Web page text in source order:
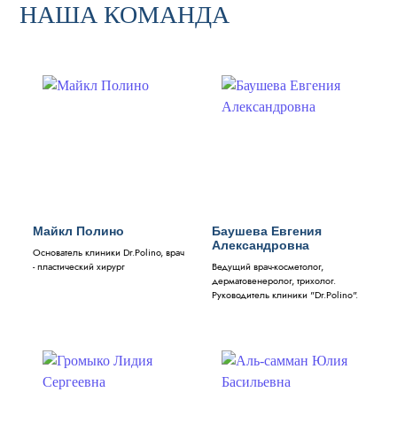
НАША КОМАНДА
Майкл Полино
Основатель клиники Dr.Polino, врач
- пластический хирург
Баушева Евгения
Александровна
Ведущий врач-косметолог,
дерматовенеролог, трихолог.
Руководитель клиники "Dr.Polino".